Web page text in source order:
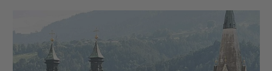
interessati all’architettura, all’arte e alla
farmacia ed in particolare per quelli che
sanno apprezzare lo stimolo di una
combinazione armonica tra l’antico e il